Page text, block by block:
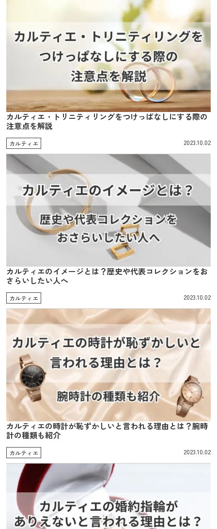
カルティエ・トリニティリングをつけっぱなしにする際の
注意点を解説
カルティエ 2023.10.02
カルティエのイメージとは？歴史や代表コレクションをお
さらいしたい人へ
カルティエ 2023.10.02
カルティエの時計が恥ずかしいと言われる理由とは？腕時
計の種類も紹介
カルティエ 2023.10.02